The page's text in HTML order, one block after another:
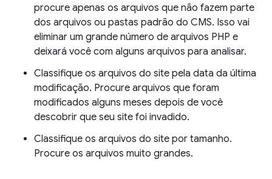
procure apenas os arquivos que não fazem parte
dos arquivos ou pastas padrão do CMS. Isso vai
eliminar um grande número de arquivos PHP e
deixará você com alguns arquivos para analisar.
Classifique os arquivos do site pela data da última
modificação. Procure arquivos que foram
modificados alguns meses depois de você
descobrir que seu site foi invadido.
Classifique os arquivos do site por tamanho.
Procure os arquivos muito grandes.